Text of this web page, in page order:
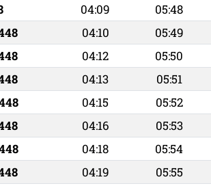
04:09 05:48
04:10 05:49
04:12 05:50
04:13 05:51
04:15 05:52
04:16 05:53
04:18 05:54
04:19 05:55